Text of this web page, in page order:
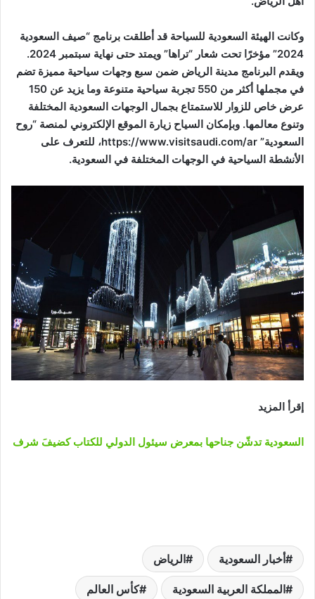
وكانت الهيئة السعودية للسياحة قد أطلقت برنامج “صيف السعودية
2024” مؤخرًا تحت شعار “تراها” ويمتد حتى نهاية سبتمبر 2024.
ويقدم البرنامج مدينة الرياض ضمن سبع وجهات سياحية مميزة تضم
في مجملها أكثر من 550 تجربة سياحية متنوعة وما يزيد عن 150
عرض خاص للزوار للاستمتاع بجمال الوجهات السعودية المختلفة
وتنوع معالمها. وبإمكان السياح زيارة الموقع الإلكتروني لمنصة “روح
السعودية” https://www.visitsaudi.com/ar، للتعرف على
الأنشطة السياحية في الوجهات المختلفة في السعودية.
إقرأ المزيد
السعودية تدشّن جناحها بمعرض سيئول الدولي للكتاب كضيفَ شرف
أخبار السعودية الرياض
المملكة العربية السعودية كأس العالم